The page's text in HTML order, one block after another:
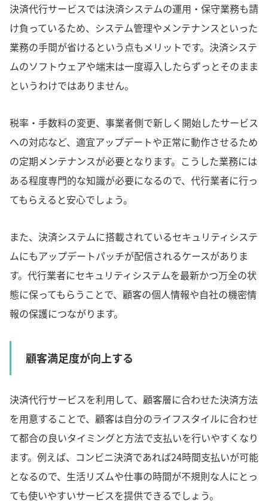
決済代行サービスでは決済システムの運用・保守業務も請
け負っているため、システム管理やメンテナンスといった
業務の手間が省けるという点もメリットです。決済システ
ムのソフトウェアや端末は一度導入したらずっとそのまま
というわけではありません。
税率・手数料の変更、事業者側で新しく開始したサービス
への対応など、適宜アップデートや正常に動作させるため
の定期メンテナンスが必要となります。こうした業務には
ある程度専門的な知識が必要になるので、代行業者に行っ
てもらえると安心でしょう。
また、決済システムに搭載されているセキュリティシステ
ムにもアップデートパッチが配信されるケースがありま
す。代行業者にセキュリティシステムを最新かつ万全の状
態に保ってもらうことで、顧客の個人情報や自社の機密情
報の保護につながります。
顧客満足度が向上する
決済代行サービスを利用して、顧客層に合わせた決済方法
を用意することで、顧客は自分のライフスタイルに合わせ
て都合の良いタイミングと方法で支払いを行いやすくなり
ます。例えば、コンビニ決済であれば24時間支払いが可能
となるので、生活リズムや仕事の時間が不規則な人にとっ
ても使いやすいサービスを提供できるでしょう。